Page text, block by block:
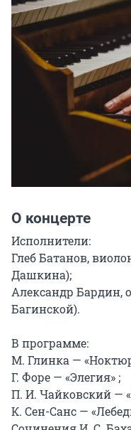
О концерте
Исполнители:
Глеб Батанов,
Дашкина);
Александр Бардин,
Багинской).
В программе:
М. Глинка —
Г. Форе — «Элегия» ;
П. И. Чайковский —
К. Сен-Санс —